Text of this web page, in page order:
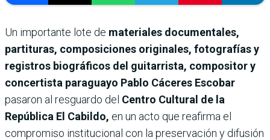
Un importante lote de materiales documentales,
partituras, composiciones originales, fotografías y
registros biográficos del guitarrista, compositor y
concertista paraguayo Pablo Cáceres Escobar
pasaron al resguardo del Centro Cultural de la
República El Cabildo, en un acto que reafirma el
compromiso institucional con la preservación y difusión